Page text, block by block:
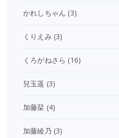
かれしちゃん (3)
くりえみ (3)
くろがねさら (16)
兒玉遥 (3)
加藤栞 (4)
加藤綾乃 (3)